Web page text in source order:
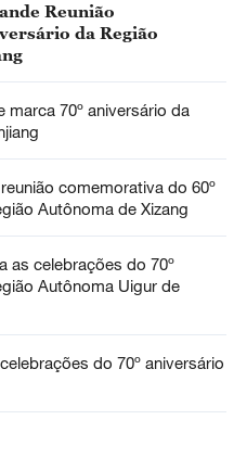
Reunião
da Região
70º aniversário da
comemorativa do 60º
Autônoma de Xizang
as celebrações do 70º
Autônoma Uigur de
do 70º aniversário